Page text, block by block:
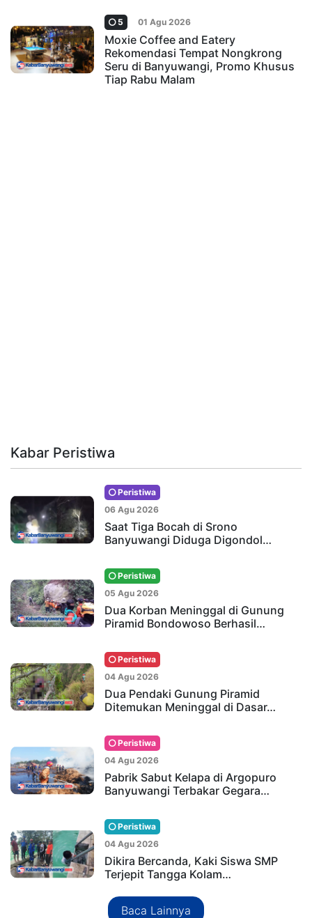
5 01 Agu 2026
Moxie Coffee and Eatery
Rekomendasi Tempat Nongkrong
Seru di Banyuwangi, Promo Khusus
Tiap Rabu Malam
Kabar Peristiwa
Peristiwa
06 Agu 2026
Saat Tiga Bocah di Srono
Banyuwangi Diduga Digondol…
Peristiwa
05 Agu 2026
Dua Korban Meninggal di Gunung
Piramid Bondowoso Berhasil…
Peristiwa
04 Agu 2026
Dua Pendaki Gunung Piramid
Ditemukan Meninggal di Dasar…
Peristiwa
04 Agu 2026
Pabrik Sabut Kelapa di Argopuro
Banyuwangi Terbakar Gegara…
Peristiwa
04 Agu 2026
Dikira Bercanda, Kaki Siswa SMP
Terjepit Tangga Kolam…
Baca Lainnya